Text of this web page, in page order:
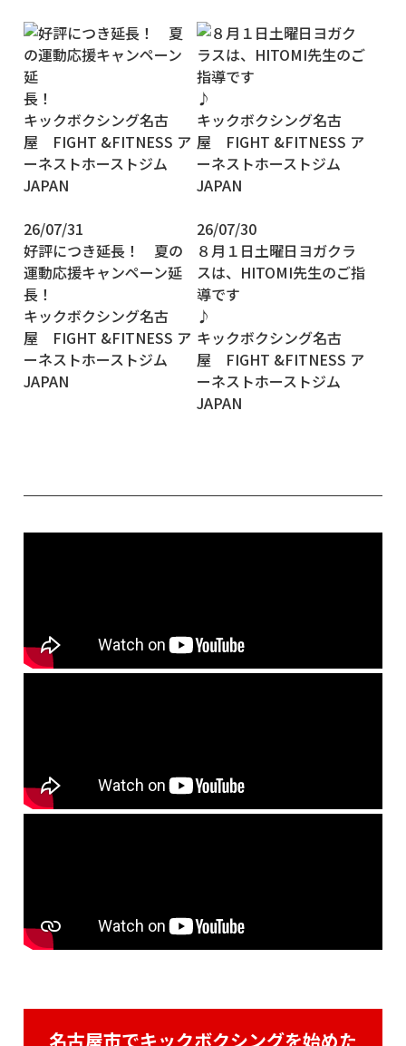
26/07/31
好評につき延長！ 夏の
運動応援キャンペーン延
長！
キックボクシング名古
屋 FIGHT &FITNESS ア
ーネストホーストジム
JAPAN
26/07/30
８月１日土曜日ヨガクラ
スは、HITOMI先生のご指
導です
キックボクシング名古
屋 FIGHT &FITNESS ア
ーネストホーストジム
JAPAN
名古屋市でキックボクシングを始めた